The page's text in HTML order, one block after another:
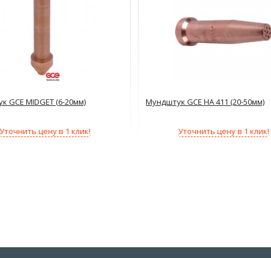
GCE MIDGET (6-20мм)
Уточнить цену в 1 клик!
Мундштук GCE HA 411 (20-50мм)
Уточнить цену в 1 клик!